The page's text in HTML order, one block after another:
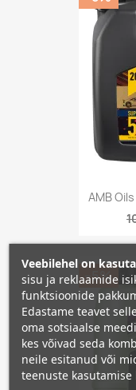
AMB
−5%
Veebilehel on
sisu ja reklaamide
funktsioonide
Edastame teavet
oma sotsiaalse
kes võivad seda
neile esitanud või
teenuste kasutamise